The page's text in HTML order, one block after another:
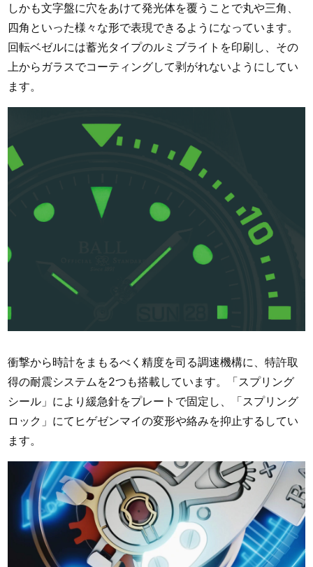
しかも文字盤に穴をあけて発光体を覆うことで丸や三角、
四角といった様々な形で表現できるようになっています。
回転ベゼルには蓄光タイプのルミブライトを印刷し、その
上からガラスでコーティングして剥がれないようにしてい
ます。
衝撃から時計をまもるべく精度を司る調速機構に、特許取
得の耐震システムを2つも搭載しています。「スプリング
シール」により緩急針をプレートで固定し、「スプリング
ロック」にてヒゲゼンマイの変形や絡みを抑止するしてい
ます。